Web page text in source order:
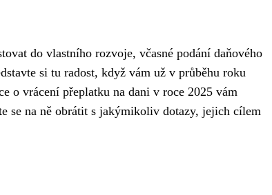
do vlastního rozvoje, včasné podání daňového
si tu radost, když vám už v průběhu roku
o vrácení přeplatku na dani v roce 2025 vám
se na ně obrátit s jakýmikoliv dotazy, jejich cílem